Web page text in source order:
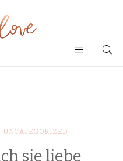
UNCATEGORIZED
sie liebe